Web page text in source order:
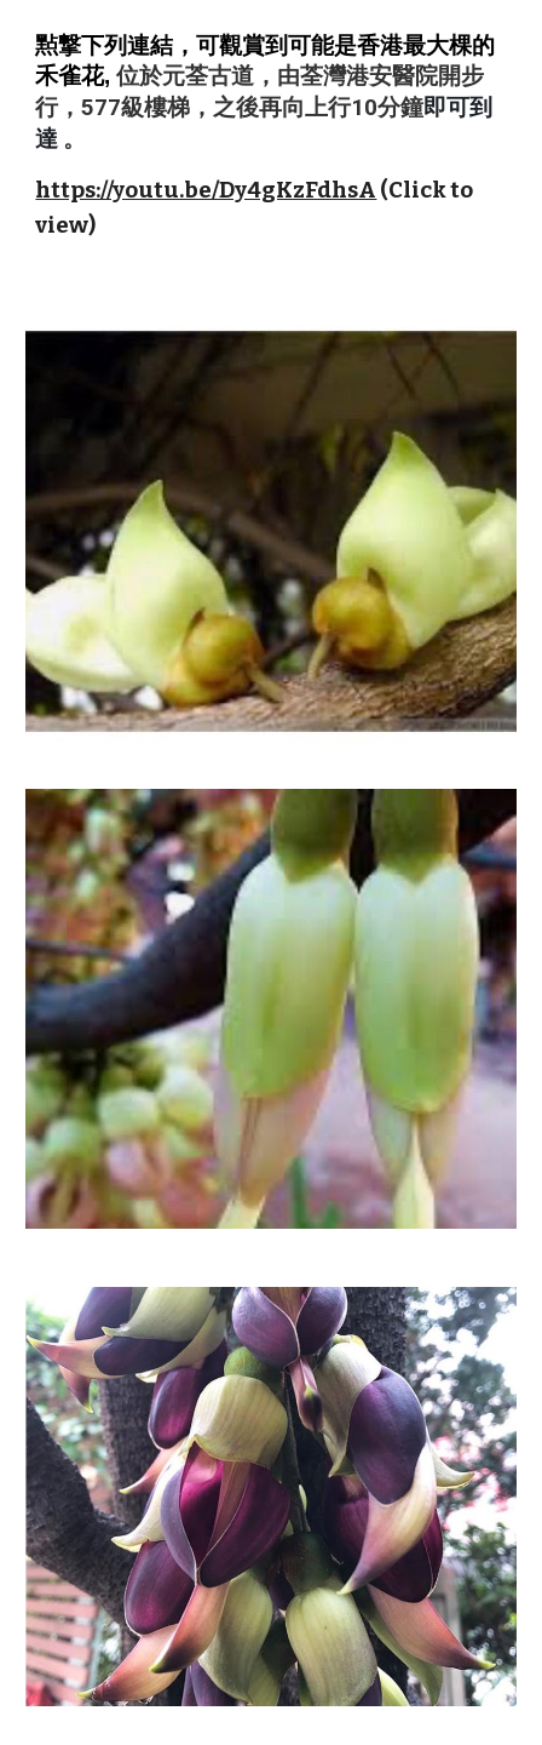
㸃撃下列連結，可觀賞到可能是香港最大棵的
禾雀花,位於元荃古道，由荃灣港安醫院開步
行，577級樓梯，之後再向上行10分鐘即可到
達 。
https://youtu.be/Dy4gKzFdhsA (Click to
view)